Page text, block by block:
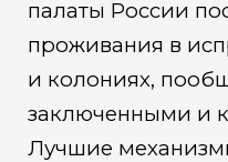
палаты России
проживания в
и колониях,
заключенными и
Лучшие